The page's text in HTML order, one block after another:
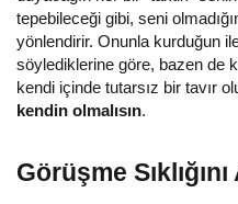
tepebileceği gibi, seni
yönlendirir. Onunla kurduğun
söylediklerine göre, bazen de
kendi içinde tutarsız bir tavır
kendin olmalısın.
Görüşme